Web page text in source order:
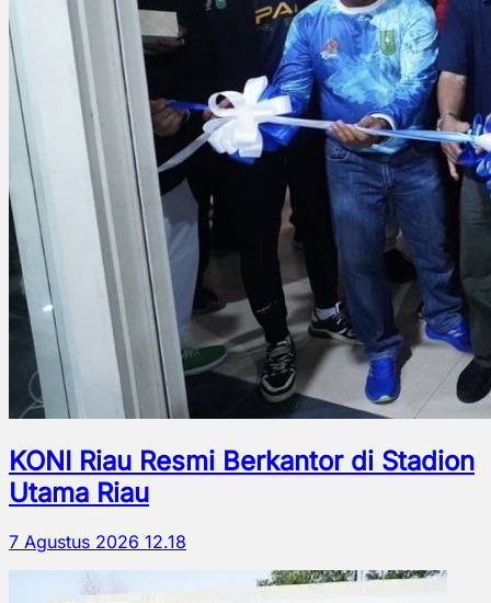
KONI Riau Resmi Berkantor di Stadion
Utama Riau
7 Agustus 2026 12.18